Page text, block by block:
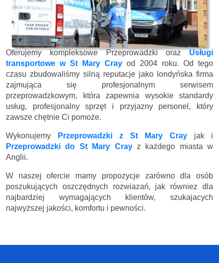
Oferujemy kompleksowe Przeprowadzki orazUsługi
transportowe w St Mary Cray od 2004 roku. Od tego
czasu zbudowaliśmy silną reputacje jako londyńska firma
zajmująca się profesjonalnym serwisem
przeprowadzkowym, która zapewnia wysokie standardy
usług, profesjonalny sprzęt i przyjazny personel, który
zawsze chętnie Ci pomoże.
Wykonujemy Przeprowadzki z St Mary Cray jak i
Przeprowadzki do St Mary Crayz każdego miasta w
Anglii.
W naszej ofercie mamy propozycje zarówno dla osób
poszukujących oszczędnych rozwiazań, jak równiez dla
najbardziej wymagających klientów, szukajacych
najwyższej jakości, komfortu i pewności.